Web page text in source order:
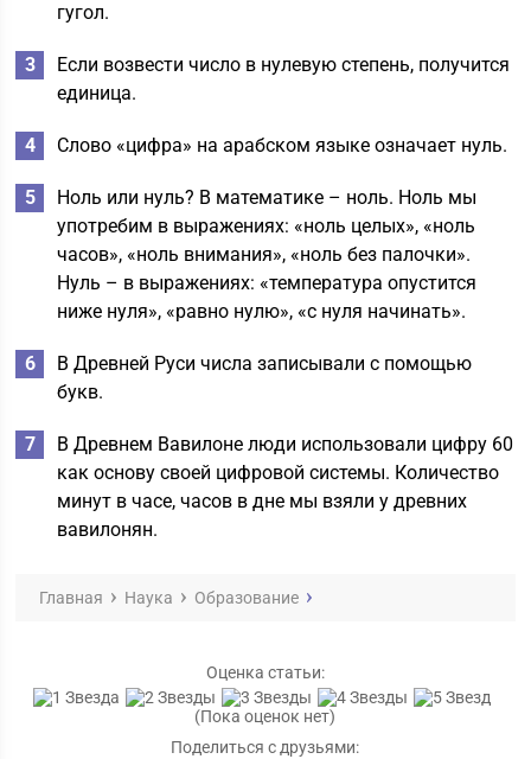
гугол.
Если возвести число в нулевую степень, получится
единица.
Слово «цифра» на арабском языке означает нуль.
Ноль или нуль? В математике – ноль. Ноль мы
употребим в выражениях: «ноль целых», «ноль
часов», «ноль внимания», «ноль без палочки».
Нуль – в выражениях: «температура опустится
ниже нуля», «равно нулю», «с нуля начинать».
В Древней Руси числа записывали с помощью
букв.
В Древнем Вавилоне люди использовали цифру 60
как основу своей цифровой системы. Количество
минут в часе, часов в дне мы взяли у древних
вавилонян.
Главная Наука Образование
Оценка статьи:
(Пока оценок нет)
Поделиться с друзьями: